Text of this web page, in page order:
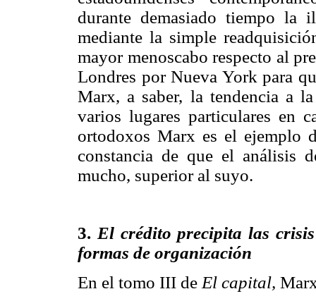
durante demasiado tiempo
mediante la simple
mayor menoscabo respecto al
Londres por Nueva York para
Marx, a saber, la tendencia a
varios lugares particulares en
ortodoxos Marx es el ejemplo
constancia de que el análisis
mucho, superior al suyo.
3. El crédito precipita las
formas de organización
En el tomo III de El capital,